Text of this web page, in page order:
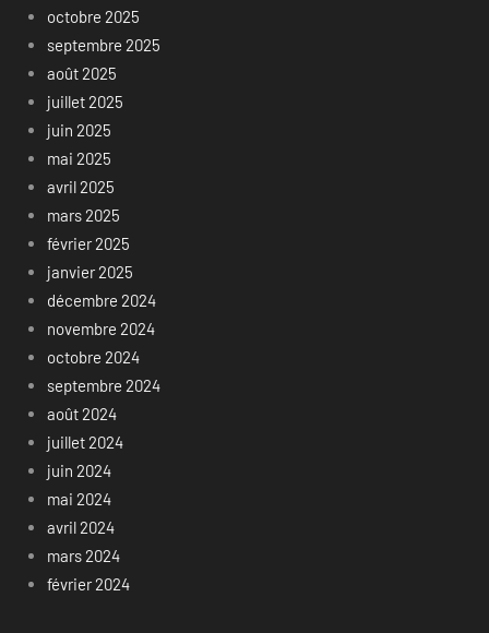
octobre 2025
septembre 2025
août 2025
juillet 2025
juin 2025
mai 2025
avril 2025
mars 2025
février 2025
janvier 2025
décembre 2024
novembre 2024
octobre 2024
septembre 2024
août 2024
juillet 2024
juin 2024
mai 2024
avril 2024
mars 2024
février 2024